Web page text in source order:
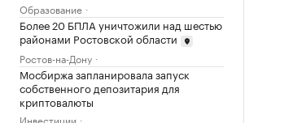
Образование
Более 20 БПЛА уничтожили над шестью
районами Ростовской области
Ростов-на-Дону
Мосбиржа запланировала запуск
собственного депозитария для
криптовалюты
Инвестиции